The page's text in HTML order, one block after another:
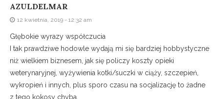
AZULDELMAR
12 kwietnia, 2019 - 12:32 am
Głębokie wyrazy współczucia
I tak prawdziwe hodowle wydają mi się bardziej hobbystyczne
niż wielkiem biznesem, jak się policzy koszty opieki
weterynaryjnej, wyżywienia kotki/suczki w ciąży, szczepień,
wykropień i innych, plus sporo czasu na socjalizację to żadne
z tego kokosy chyba.